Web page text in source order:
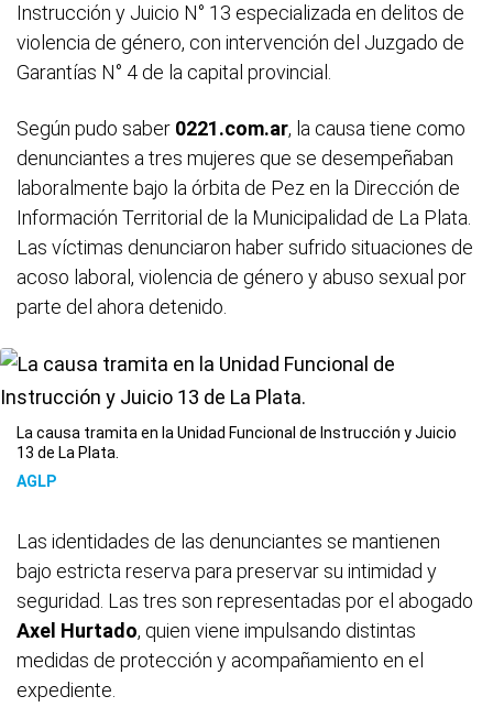
Instrucción y Juicio N° 13 especializada en delitos de
violencia de género, con intervención del Juzgado de
Garantías N° 4 de la capital provincial.
Según pudo saber 0221.com.ar, la causa tiene como
denunciantes a tres mujeres que se desempeñaban
laboralmente bajo la órbita de Pez en la Dirección de
Información Territorial de la Municipalidad de La Plata.
Las víctimas denunciaron haber sufrido situaciones de
acoso laboral, violencia de género y abuso sexual por
parte del ahora detenido.
La causa tramita en la Unidad Funcional de Instrucción y Juicio
13 de La Plata.
AGLP
Las identidades de las denunciantes se mantienen
bajo estricta reserva para preservar su intimidad y
seguridad. Las tres son representadas por el abogado
Axel Hurtado, quien viene impulsando distintas
medidas de protección y acompañamiento en el
expediente.